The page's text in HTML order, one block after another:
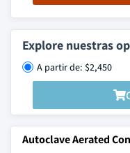
Explore nuestras
A partir de: $2,450
Autoclave Aerated